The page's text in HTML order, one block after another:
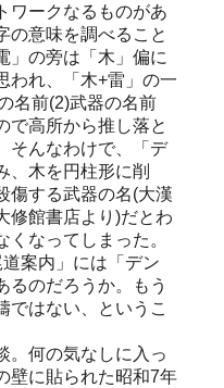
ワークなるものがあ
の意味を調べること
」の旁は「木」偏に
われ、「木+雷」の一
名前(2)武器の名前
で高所から推し落と
そんなわけで、「デ
、木を円柱形に削
傷する武器の名(大漢
館書店より)だとわ
なってしまった。
案内」には「デン
るのだろうか。もう
ではない、というこ
。何の気なしに入っ
壁に貼られた昭和7年